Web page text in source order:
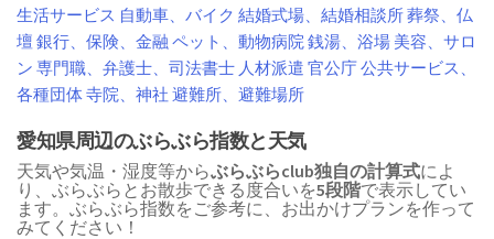
生活サービス 自動車、バイク 結婚式場、結婚相談所葬祭、仏
壇 銀行、保険、金融 ペット、動物病院銭湯、浴場 美容、サロ
ン 専門職、弁護士、司法書士 人材派遣 官公庁公共サービス、
各種団体寺院、神社 避難所、避難場所
愛知県周辺のぶらぶら指数と天気
天気や気温・湿度等からぶらぶらclub独自の計算式によ
り、ぶらぶらとお散歩できる度合いを5段階で表示してい
ます。ぶらぶら指数をご参考に、お出かけプランを作って
みてください！